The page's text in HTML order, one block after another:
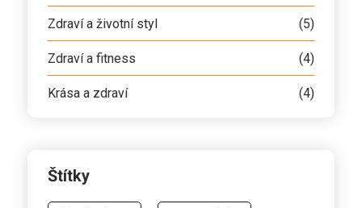
Zdraví a životní styl (5)
Zdraví a fitness (4)
Krása a zdraví (4)
Štítky